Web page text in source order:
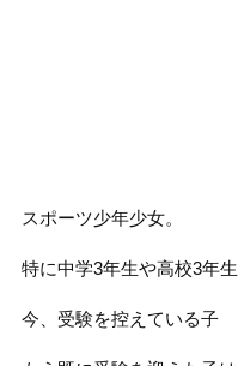
スポーツ少年少女。
特に中学3年生や高校3年生
今、受験を控えている子